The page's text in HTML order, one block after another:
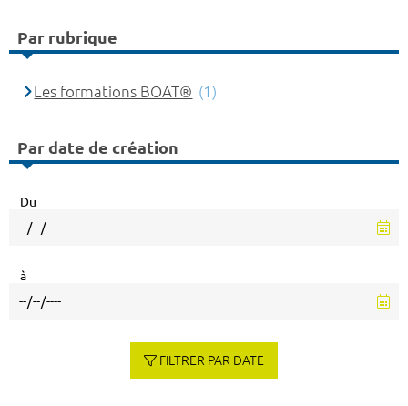
Par rubrique
Les formations BOAT® (1)
Par date de création
Du
à
FILTRER PAR DATE